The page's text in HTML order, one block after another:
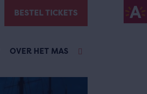
BESTEL TICKETS
OVER HET MAS